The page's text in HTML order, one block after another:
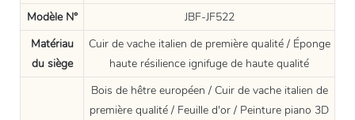
Modèle N°
JBF-JF522
Matériau
du siège
Cuir de vache italien de première qualité / Éponge
haute résilience ignifuge de haute qualité
Bois de hêtre européen / Cuir de vache italien de
première qualité / Feuille d'or / Peinture piano 3D